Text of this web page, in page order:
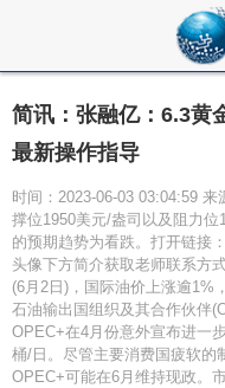
简讯：张融亿：6.3黄
最新操作指导
时间：2023-06-03 03:04:59
撑位1950美元/盎司以及阻力
的预期趋势为看跌。打开链接
头像下方简介获取老师联
(6月2日)，国际油价上涨逾1%
石油输出国组织及其合作伙伴
OPEC+在4月份意外宣布进一
桶/日。尽管主要消费国疲软的
OPEC+可能在6月维持现政。